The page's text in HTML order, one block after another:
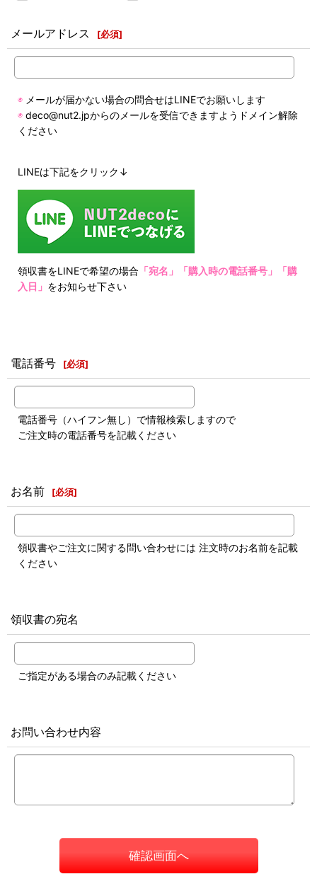
メールアドレス [必須]
◉ メールが届かない場合の問合せはLINEでお願いします
◉ deco@nut2.jpからのメールを受信できますようドメイン解除
ください
LINEは下記をクリック↓
領収書をLINEで希望の場合 「宛名」「購入時の電話番号」「購
入日」 をお知らせ下さい
電話番号 [必須]
電話番号（ハイフン無し）で情報検索しますので
ご注文時の電話番号を記載ください
お名前 [必須]
領収書やご注文に関する問い合わせには 注文時のお名前を記載
ください
領収書の宛名
ご指定がある場合のみ記載ください
お問い合わせ内容
確認画面へ